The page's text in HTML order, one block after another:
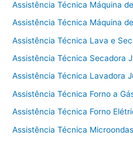
Assistência Técnica Máquina
Assistência Técnica Máquina
Assistência Técnica Lava e
Assistência Técnica Secadora
Assistência Técnica Lavadora
Assistência Técnica Forno a
Assistência Técnica Forno
Assistência Técnica